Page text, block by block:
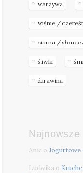
warzywa
wiśnie /
ziarna /
śliwki
żurawina
Ania oJogurtowe
Ludwika o